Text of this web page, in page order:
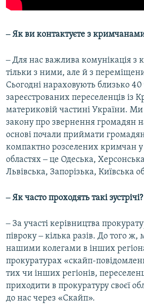
‒ Як ви контактуєте з кримчанами
‒ Для нас важлива комунікація з
тільки з ними, але й з
Сьогодні нараховують близько 40
зареєстрованих переселенців із
материковій частині України. Ми
закону про звернення громадян
основі почали приймати
компактно розселених кримчан
областях ‒ це Одеська,
Львівська, Запорізька, Київська
‒ Як часто проходять такі зустрічі?
‒ За участі керівництва
півроку ‒ кілька разів. До того
нашими колегами в інших
прокуратурах «скайп-
тих чи інших регіонів,
приходити в прокуратуру своєї
до нас через «Скайп».